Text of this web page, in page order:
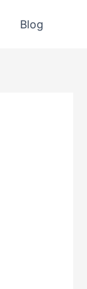
Blog